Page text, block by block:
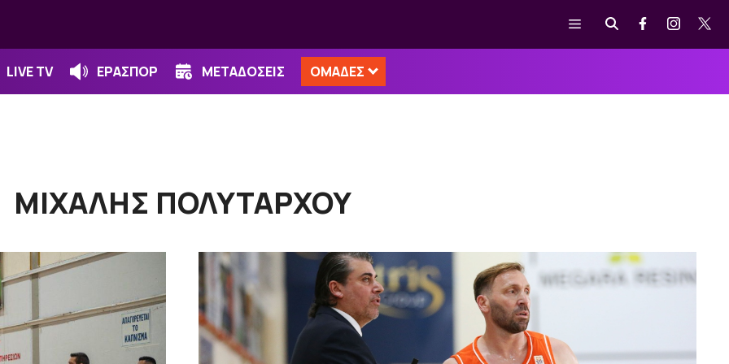
Μενού
LIVE TV ΕΡΑΣΠΟΡ ΜΕΤΑΔΟΣΕΙΣ ΟΜΑΔΕΣ
ΜΙΧΑΛΗΣ ΠΟΛΥΤΑΡΧΟΥ